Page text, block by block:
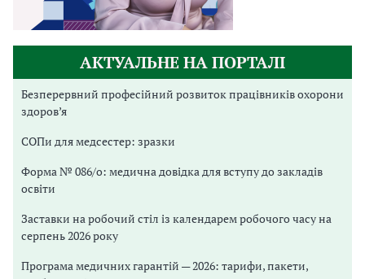
АКТУАЛЬНЕ НА ПОРТАЛІ
Безперервний професійний розвиток працівників охорони
здоров’я
СОПи для медсестер: зразки
Форма № 086/о: медична довідка для вступу до закладів
освіти
Заставки на робочий стіл із календарем робочого часу на
серпень 2026 року
Програма медичних гарантій — 2026: тарифи, пакети,